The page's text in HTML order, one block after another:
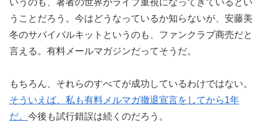
うことだろう。今はどうなっているか知らないが、安藤美
冬のサバイバルキットというのも、ファンクラブ商売だと
言える。有料メールマガジンだってそうだ。
もちろん、それらのすべてが成功しているわけではない。
そういえば、私も有料メルマガ撤退宣言をしてから1年
だ。 今後も試行錯誤は続くのだろう。